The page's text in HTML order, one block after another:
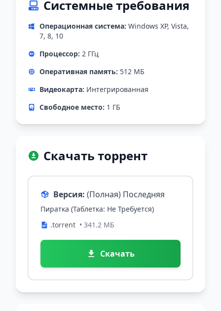
Системные требования
Операционная система: Windows XP, Vista,
7, 8, 10
Процессор: 2 ГГц
Оперативная память: 512 МБ
Видеокарта: Интегрированная
Свободное место: 1 ГБ
Скачать торрент
Версия: (Полная) Последняя
Пиратка (Таблетка: Не Требуется)
.torrent • 341.2 МБ
Скачать